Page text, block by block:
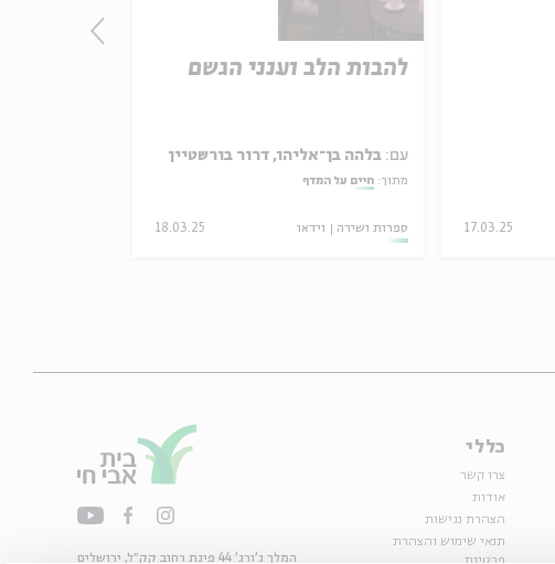
להבות הלב וענני הגשם
עם: בלהה בן־אליהו, דרור בורשטיין
מתוך: חיים על המדף
ספרות ושירה וידאו 18.03.25 17.03.25
כללי
צרו קשר
אודות
הצהרת נגישות
תנאי שימוש והצהרת
פרטיות
המלך ג'ורג' 44 פינת רחוב קק״ל, ירושלים